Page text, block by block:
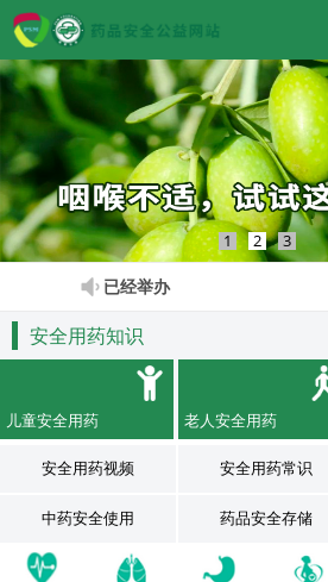
1 2 3
已经举办
安全用药知识
儿童安全用药 老人安全用药
安全用药视频 安全用药常识
中药安全使用 药品安全存储